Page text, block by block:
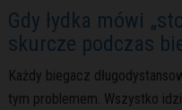
Gdy łydka mówi
skurcze podczas
Każdy biegacz
tym problemem. Wszystko